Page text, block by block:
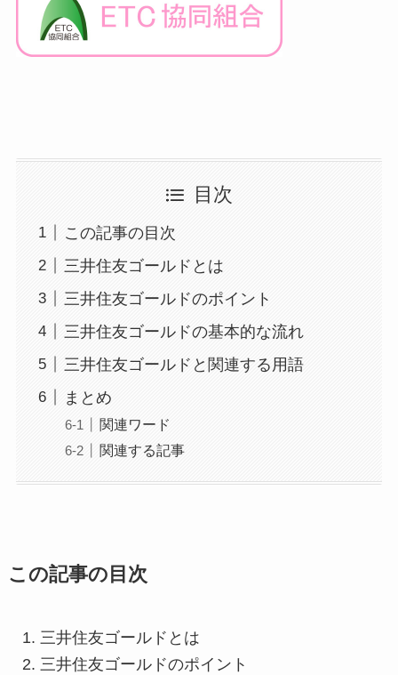
目次
この記事の目次
三井住友ゴールドとは
三井住友ゴールドのポイント
三井住友ゴールドの基本的な流れ
三井住友ゴールドと関連する用語
まとめ
関連ワード
関連する記事
この記事の目次
三井住友ゴールドとは
三井住友ゴールドのポイント